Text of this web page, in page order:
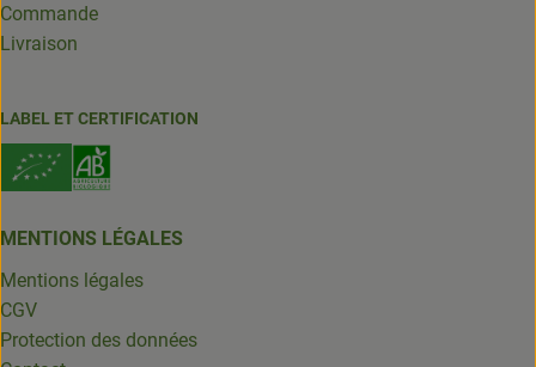
Commande
Livraison
LABEL ET CERTIFICATION
MENTIONS LÉGALES
Mentions légales
CGV
Protection des données